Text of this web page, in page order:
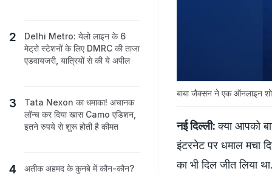
बाबा जैक्सन ने एक ऑनलाइन शो
नई दिल्ली: क्या आपको
इंटरनेट पर धमाल मचा
का भी दिल जीत लिया
Delhi Metro: येलो लाइन के 6
मेट्रो स्‍टेशनों के लिए DMRC की ताजा
एडवायजरी, यात्रियों से की ये अपील
Tata Nexon का धमाका! अचानक
लॉन्च कर दिया खास Camo एडिशन,
इतने रुपये से शुरू होती है कीमत
अतीक अहमद के कुनबे में कौन-कौन?